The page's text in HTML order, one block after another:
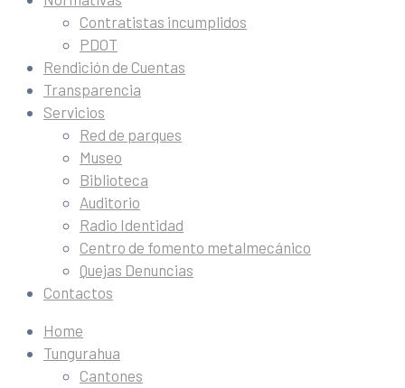
Contratistas incumplidos
PDOT
Rendición de Cuentas
Transparencia
Servicios
Red de parques
Museo
Biblioteca
Auditorio
Radio Identidad
Centro de fomento metalmecánico
Quejas Denuncias
Contactos
Home
Tungurahua
Cantones